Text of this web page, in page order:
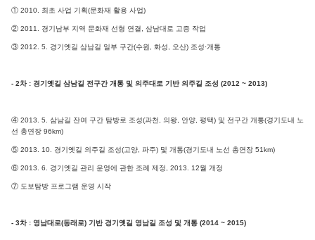
① 2010. 최초 사업 기획(문화재 활용 사업)
② 2011. 경기남부 지역 문화재 선형 연결, 삼남대로 고증 작업
③ 2012. 5. 경기옛길 삼남길 일부 구간(수원, 화성, 오산) 조성·개통
- 2차 : 경기옛길 삼남길 전구간 개통 및 의주대로 기반 의주길 조성 (2012 ~ 2013)
④ 2013. 5. 삼남길 잔여 구간 탐방로 조성(과천, 의왕, 안양, 평택) 및 전구간 개통(경기도내 노
선 총연장 96km)
⑤ 2013. 10. 경기옛길 의주길 조성(고양, 파주) 및 개통(경기도내 노선 총연장 51km)
⑥ 2013. 6. 경기옛길 관리 운영에 관한 조례 제정, 2013. 12월 개정
⑦ 도보탐방 프로그램 운영 시작
- 3차 : 영남대로(동래로) 기반 경기옛길 영남길 조성 및 개통 (2014 ~ 2015)